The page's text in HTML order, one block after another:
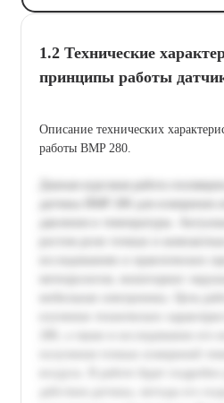
1.2 Технические
принципы работы
Описание технических
работы BMP 280.